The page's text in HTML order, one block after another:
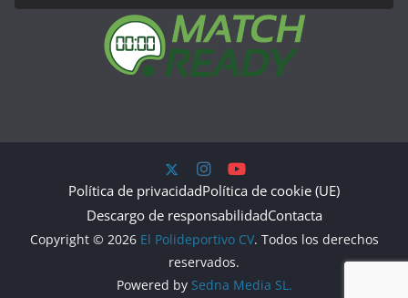
Política de privacidadPolítica de cookie (UE)
Descargo de responsabilidadContacta
Copyright © 2026 El Polideportivo CV. Todos los derechos
reservados.
Powered by Sedna Media SL.